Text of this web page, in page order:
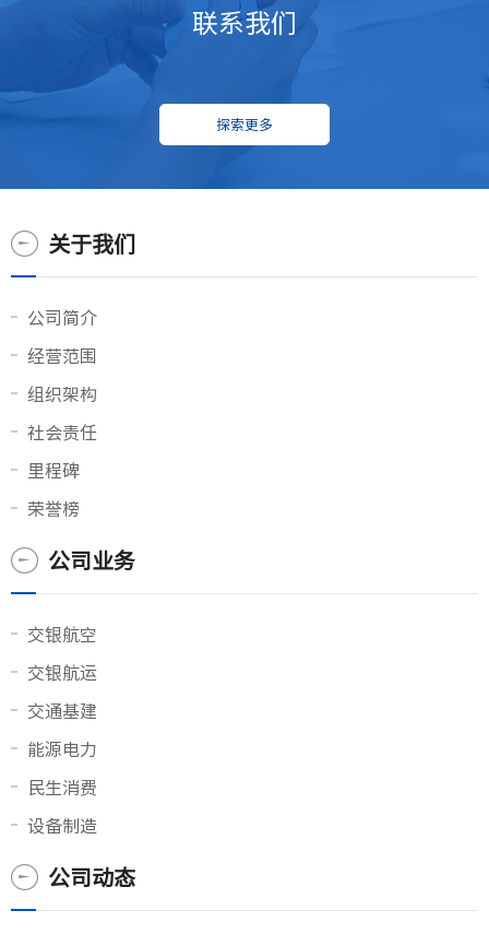
联系我们
探索更多
关于我们
公司简介
经营范围
组织架构
社会责任
里程碑
荣誉榜
公司业务
交银航空
交银航运
交通基建
能源电力
民生消费
设备制造
公司动态